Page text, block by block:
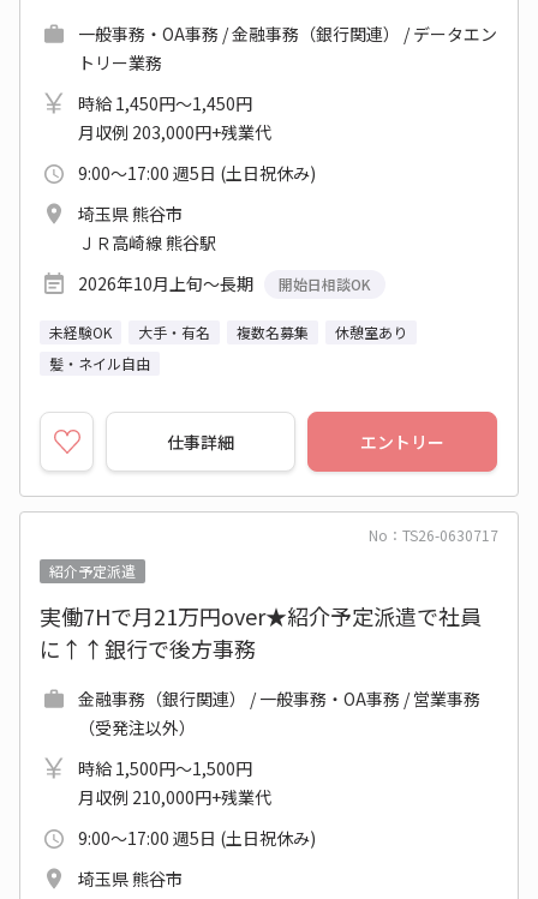
一般事務・OA事務 / 金融事務（銀行関連） / データエン
トリー業務
時給 1,450円～1,450円
月収例 203,000円+残業代
9:00～17:00 週5日 (土日祝休み)
埼玉県 熊谷市
ＪＲ高崎線 熊谷駅
2026年10月上旬～長期
開始日相談OK
未経験OK 大手・有名 複数名募集
休憩室あり
髪・ネイル自由
仕事詳細 エントリー
No：TS26-0630717
紹介予定派遣
実働7Hで月21万円over★紹介予定派遣で社員
に↑↑銀行で後方事務
金融事務（銀行関連） / 一般事務・OA事務 / 営業事務
（受発注以外）
時給 1,500円～1,500円
月収例 210,000円+残業代
9:00～17:00 週5日 (土日祝休み)
埼玉県 熊谷市